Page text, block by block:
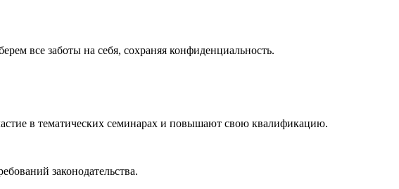
все заботы на себя, сохраняя конфиденциальность.
в тематических семинарах и повышают свою квалификацию.
законодательства.